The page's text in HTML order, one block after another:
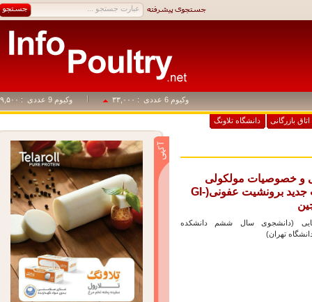
وکیوم 6 عددی : ۳۳,۰۰۰ وکیوم 9 عددی : ۴۹,۵۰۰
بازرگانی دانشگاه تلاونگ
خصوصیات مولکولی
سروتیپ جدید برونشیت عفونی(GI-
(دانشجوی سال ششم دانشکده
تهران)